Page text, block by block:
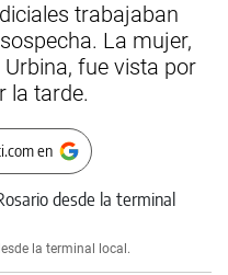
trabajaban
La mujer,
fue vista por
la tarde.
en
la terminal local.